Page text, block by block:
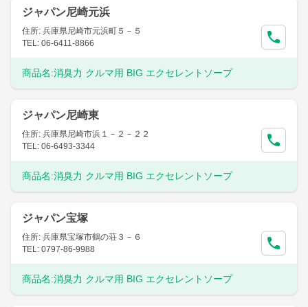
ジャパン尼崎元浜
住所: 兵庫県尼崎市元浜町５－５
TEL: 06-6411-8866
商品名:消臭力 クルマ用 BIG エクセレントソープ
ジャパン尼崎東
住所: 兵庫県尼崎市浜１－２－２２
TEL: 06-6493-3344
商品名:消臭力 クルマ用 BIG エクセレントソープ
ジャパン宝塚
住所: 兵庫県宝塚市鶴の荘３－６
TEL: 0797-86-9988
商品名:消臭力 クルマ用 BIG エクセレントソープ